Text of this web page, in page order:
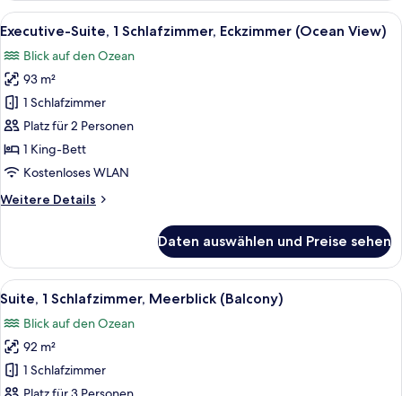
Bett,
Balkon,
(Balcony)
Alle
Fotos
für
Executive-
Suite,
1
Schlafzimmer,
Eckzimmer
View)
Ein modernes Hotelzimmer mit
7
Executive-Suite, 1 Schlafzimmer, Eckzimmer (Ocean View)
Blick auf den Ozean
93 m²
1 Schlafzimmer
Platz für 2 Personen
1 King-Bett
Kostenloses WLAN
Weitere Details
Weitere
Suite,
Schlafzimmer,
(Ocean
View)
Daten auswählen und Preise sehen
Alle
Fotos
für
Suite,
Schlafzimmer,
Ein modernes Wohnzimmer mit
8
Suite, 1 Schlafzimmer, Meerblick (Balcony)
Blick auf den Ozean
92 m²
1 Schlafzimmer